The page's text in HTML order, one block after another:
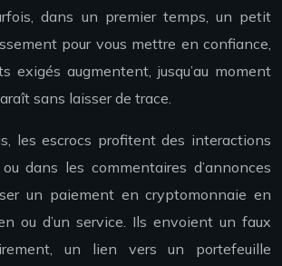
dans un premier temps, un petit
pour vous mettre en confiance,
exigés augmentent, jusqu’au moment
sans laisser de trace.
les escrocs profitent des interactions
dans les commentaires d’annonces
un paiement en cryptomonnaie en
ou d’un service. Ils envoient un faux
un lien vers un portefeuille